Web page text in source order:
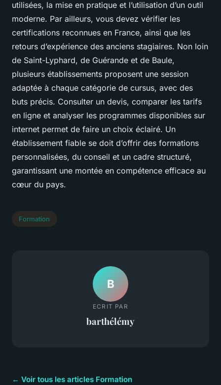
utilisées, la mise en pratique et l’utilisation d’un outil
moderne. Par ailleurs, vous devez vérifier les
certifications reconnues en France, ainsi que les
retours d’expérience des anciens stagiaires. Non loin
de Saint-Lyphard, de Guérande et de Baule,
plusieurs établissements proposent une session
adaptée à chaque catégorie de cursus, avec des
buts précis. Consulter un devis, comparer les tarifs
en ligne et analyser les programmes disponibles sur
internet permet de faire un choix éclairé. Un
établissement fiable se doit d’offrir des formations
personnalisées, du conseil et un cadre structuré,
garantissant une montée en compétence efficace au
cœur du pays.
Formation
B
ECRIT PAR
barthélémy
← Voir tous les articles Formation